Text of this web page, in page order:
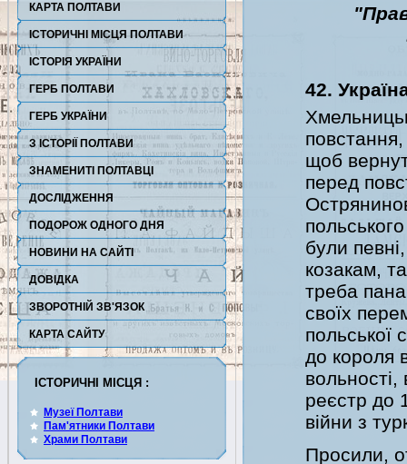
КАРТА ПОЛТАВИ
ІСТОРИЧНІ МІСЦЯ ПОЛТАВИ
ІСТОРІЯ УКРАЇНИ
ГЕРБ ПОЛТАВИ
ГЕРБ УКРАЇНИ
З ІСТОРІЇ ПОЛТАВИ
ЗНАМЕНИТІ ПОЛТАВЦІ
ДОСЛІДЖЕННЯ
ПОДОРОЖ ОДНОГО ДНЯ
НОВИНИ НА САЙТІ
ДОВІДКА
ЗВОРОТНІЙ ЗВ'ЯЗОК
КАРТА САЙТУ
ІСТОРИЧНІ МІСЦЯ :
Музеї Полтави
Пам'ятники Полтави
Храми Полтави
42.
щоб
перед
були
козакам,
треба
своїх
польської
до короля
реєстр до
війни з
Просили,